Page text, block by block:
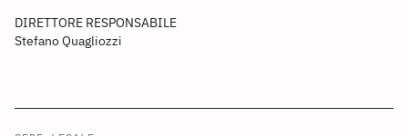
DIRETTORE RESPONSABILE
Stefano Quagliozzi